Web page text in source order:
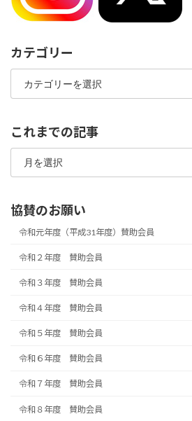
カテゴリー
カ
ゴ
これまでの記事
こ
ま
の
記
事
協賛のお願い
令和元年度（平成31年度）賛助会員
令和２年度 賛助会員
令和３年度 賛助会員
令和４年度 賛助会員
令和５年度 賛助会員
令和６年度 賛助会員
令和７年度 賛助会員
令和８年度 賛助会員